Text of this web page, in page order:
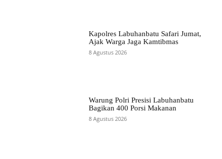
Kapolres Labuhanbatu Safari Jumat,
Ajak Warga Jaga Kamtibmas
8 Agustus 2026
Warung Polri Presisi Labuhanbatu
Bagikan 400 Porsi Makanan
8 Agustus 2026